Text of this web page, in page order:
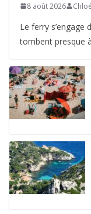
8 août 2026 Chloé
Le ferry s’engage
tombent presque